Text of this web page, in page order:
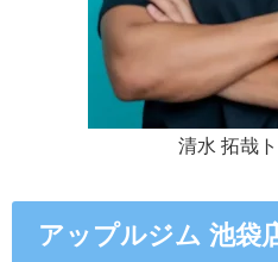
清水 拓哉
アップルジム 池袋